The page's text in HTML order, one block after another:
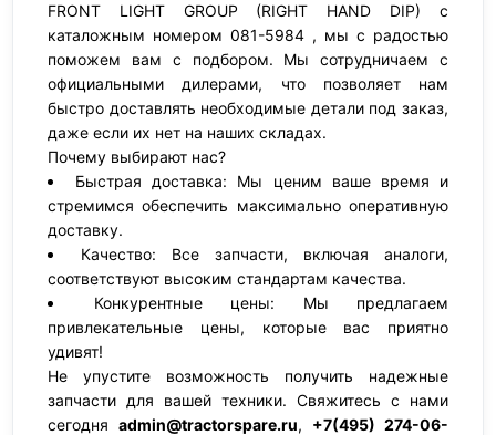
FRONT LIGHT GROUP (RIGHT HAND DIP) с
каталожным номером 081-5984 , мы с радостью
поможем вам с подбором. Мы сотрудничаем с
официальными дилерами, что позволяет нам
быстро доставлять необходимые детали под заказ,
даже если их нет на наших складах.
Почему выбирают нас?
Быстрая доставка: Мы ценим ваше время и
стремимся обеспечить максимально оперативную
доставку.
Качество: Все запчасти, включая аналоги,
соответствуют высоким стандартам качества.
Конкурентные цены: Мы предлагаем
привлекательные цены, которые вас приятно
удивят!
Не упустите возможность получить надежные
запчасти для вашей техники. Свяжитесь с нами
сегодня admin@tractorspare.ru, +7(495) 274-06-